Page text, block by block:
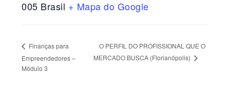
005 Brasil + Mapa do Google
Finanças para
Empreendedores –
Módulo 3
O PERFIL DO PROFISSIONAL QUE O
MERCADO BUSCA (Florianópolis)